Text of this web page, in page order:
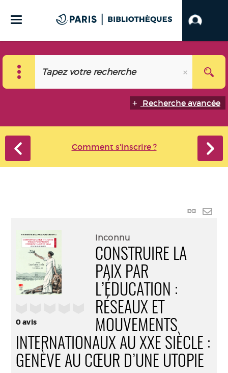
Recherche avancée
Comment s'inscrire ?
Lien
0avis
Inconnu
CONSTRUIRE LA
PAIX PAR
L’ÉDUCATION :
RÉSEAUX ET
MOUVEMENTS
INTERNATIONAUX AU XXE SIÈCLE :
GENÈVE AU CŒUR D’UNE UTOPIE